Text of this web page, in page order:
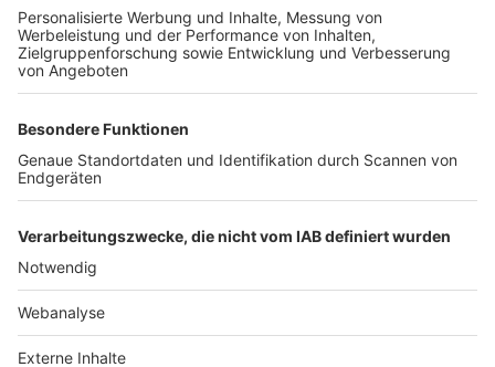
TOP-PARTNER
Nutzungsbedingungen Datenschutz Impressum